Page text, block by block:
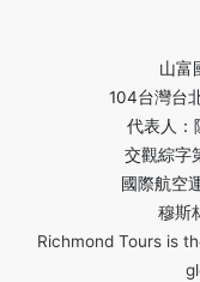
山富
104台灣台
代表人：
交觀綜字
國際航空
穆斯
Richmond Tours is